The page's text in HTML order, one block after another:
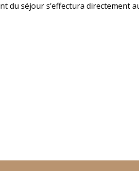
du séjour s’effectura directement